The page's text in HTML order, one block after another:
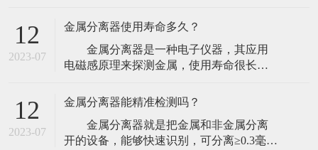
绍工业金属探测器可有两种方式装置，能
够在传送带上保送的产品上面或下面装置
板式线圈，但更灵活的探测器则应该让产
品穿过线圈并将线圈装置于金属壳内。
12
2023-07
金属分离器使用寿命多久？
金属分离器是一种电子仪器，其应用
电磁感原理来探测金属，使用寿命很长，
继续使用。目前市场上最常见的金属检出
呈方形，一般都配以输送带机构，带有自
动剔除装置，或者提供报警信号。输送带
12
2023-07
金属分离器能精准检测吗？
金属分离器就是把金属和非金属分离
开的设备，能够快速识别，可分离≥0.3毫米